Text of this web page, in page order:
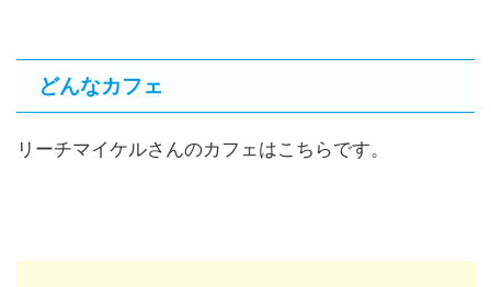
どんなカフェ
リーチマイケルさんのカフェはこちらです。